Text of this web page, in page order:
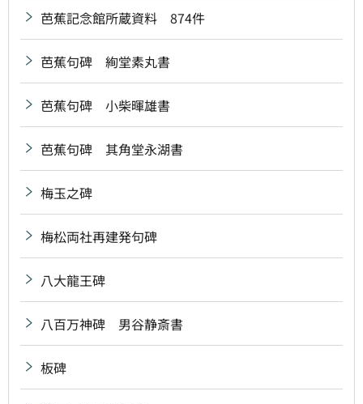
芭蕉記念館所蔵資料 874件
芭蕉句碑 絢堂素丸書
芭蕉句碑 小柴暉雄書
芭蕉句碑 其角堂永湖書
梅玉之碑
梅松両社再建発句碑
八大龍王碑
八百万神碑 男谷静斎書
板碑